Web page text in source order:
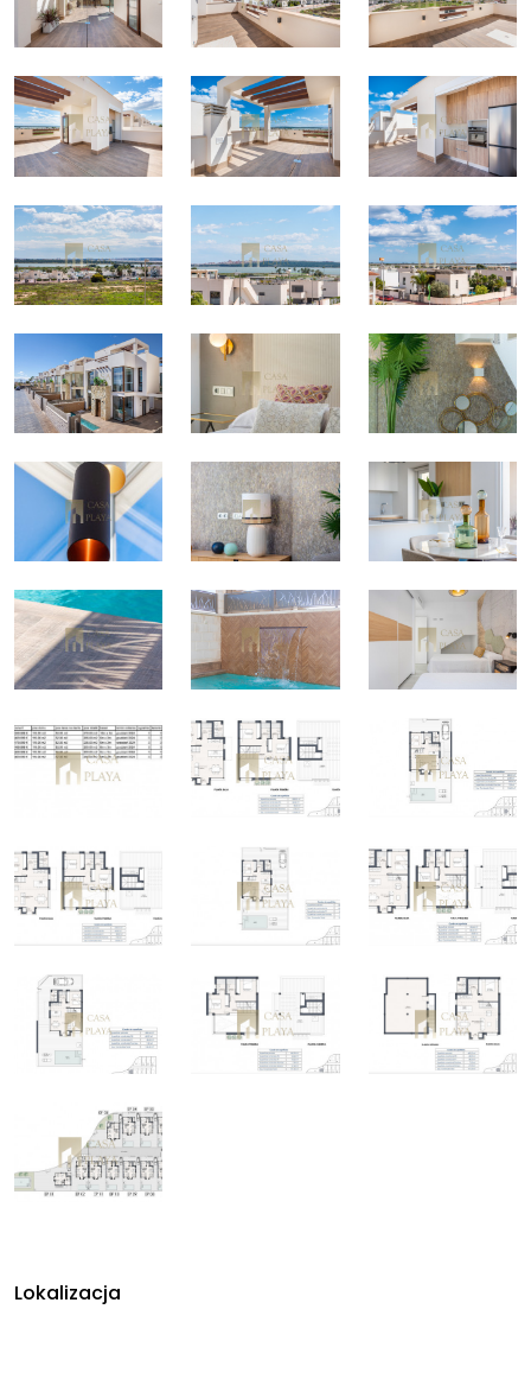
Lokalizacja